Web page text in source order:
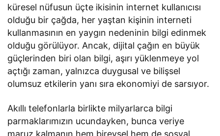
küresel nüfusun üçte ikisinin internet kullanıcısı
olduğu bir çağda, her yaştan kişinin interneti
kullanmasının en yaygın nedeninin bilgi edinmek
olduğu görülüyor. Ancak, dijital çağın en büyük
güçlerinden biri olan bilgi, aşırı yüklenmeye yol
açtığı zaman, yalnızca duygusal ve bilişsel
olumsuz etkilerin yanı sıra ekonomiyi de sarsıyor.
Akıllı telefonlarla birlikte milyarlarca bilgi
parmaklarımızın ucundayken, bunca veriye
maruz kalmanın hem bireysel hem de sosyal